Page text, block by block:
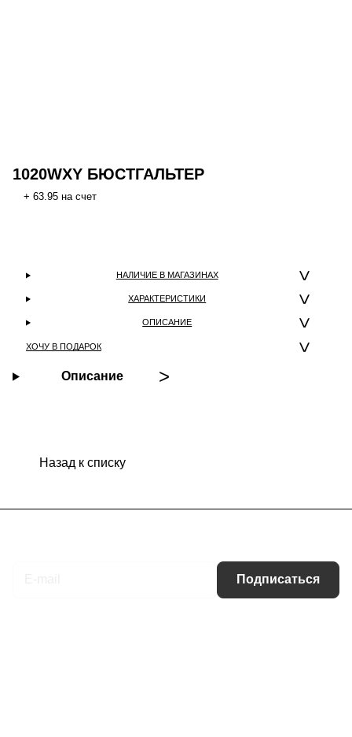
1020WXY БЮСТГАЛЬТЕР
+ 63.95 на счет
НАЛИЧИЕ В МАГАЗИНАХ
ХАРАКТЕРИСТИКИ
ОПИСАНИЕ
ХОЧУ В ПОДАРОК
Описание
Назад к списку
Подписаться